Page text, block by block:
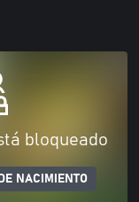
bloqueado
NACIMIENTO